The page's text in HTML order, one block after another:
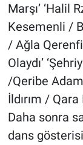
Marşı’ ‘Halil
Kesemenli /
/ Ağla
Olaydı’
/Qeribe
İldırım /
Daha sonra
dans